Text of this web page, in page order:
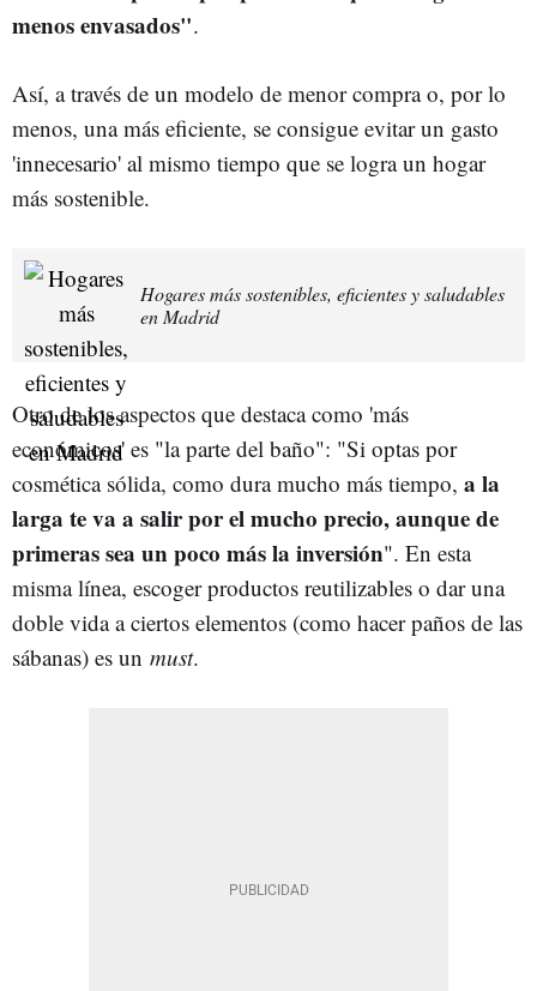
menos envasados".
Así, a través de un modelo de menor compra o, por lo
menos, una más eficiente, se consigue evitar un gasto
'innecesario' al mismo tiempo que se logra un hogar
más sostenible.
Hogares más sostenibles, eficientes y saludables
en Madrid
Otro de los aspectos que destaca como 'más
económicos' es "la parte del baño": "Si optas por
cosmética sólida, como dura mucho más tiempo, a la
larga te va a salir por el mucho precio, aunque de
primeras sea un poco más la inversión". En esta
misma línea, escoger productos reutilizables o dar una
doble vida a ciertos elementos (como hacer paños de las
sábanas) es un must.